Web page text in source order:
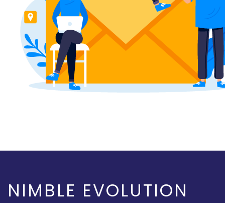
NIMBLE EVOLUTION